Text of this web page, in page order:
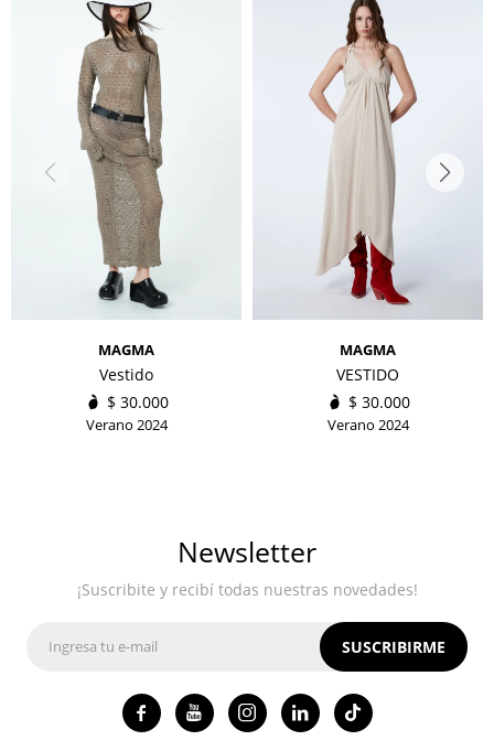
MAGMA
Vestido
$ 30.000
Verano 2024
MAGMA
VESTIDO
$ 30.000
Verano 2024
Newsletter
¡Suscribite y recibí todas nuestras novedades!
SUSCRIBIRME
   